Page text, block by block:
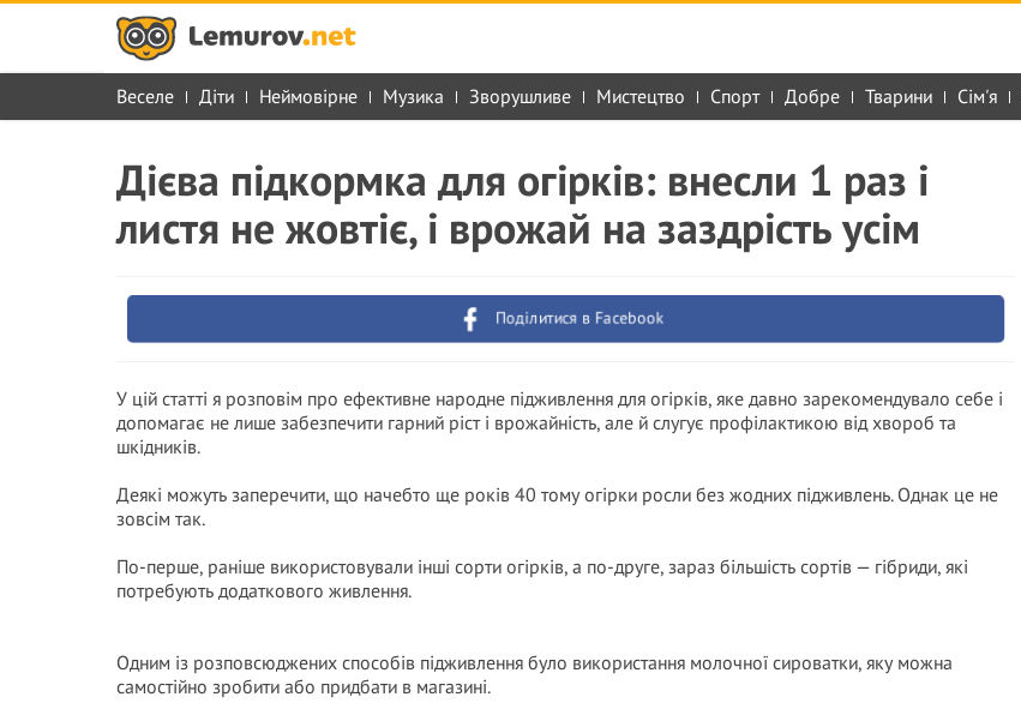
Веселе Діти Неймовірне Музика Зворушливе Мистецтво Спорт Добре Тварини Сім'я
Дієва підкормка для огірків: внесли 1 раз і
листя не жовтіє, і врожай на заздрість усім
Поділитися в Facebook
У цій статті я розповім про ефективне народне підживлення для огірків, яке давно зарекомендувало себе і
допомагає не лише забезпечити гарний ріст і врожайність, але й слугує профілактикою від хвороб та
шкідників.
Деякі можуть заперечити, що начебто ще років 40 тому огірки росли без жодних підживлень. Однак це не
зовсім так.
По-перше, раніше використовували інші сорти огірків, а по-друге, зараз більшість сортів — гібриди, які
потребують додаткового живлення.
Одним із розповсюджених способів підживлення було використання молочної сироватки, яку можна
самостійно зробити або придбати в магазині.